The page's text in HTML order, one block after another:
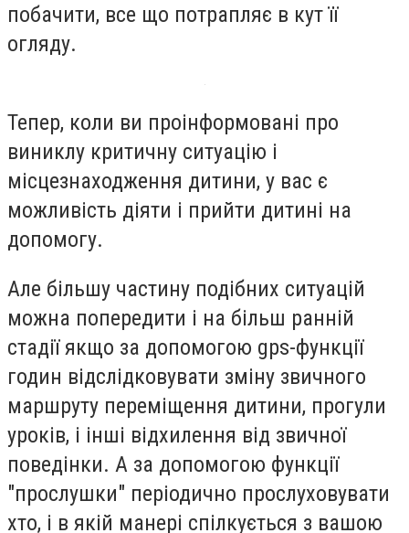
побачити, все що потрапляє в кут її
огляду.
Тепер, коли ви проінформовані про
виниклу критичну ситуацію і
місцезнаходження дитини, у вас є
можливість діяти і прийти дитині на
допомогу.
Але більшу частину подібних ситуацій
можна попередити і на більш ранній
стадії якщо за допомогою gps-функції
годин відслідковувати зміну звичного
маршруту переміщення дитини, прогули
уроків, і інші відхилення від звичної
поведінки. А за допомогою функції
"прослушки" періодично прослуховувати
хто, і в якій манері спілкується з вашою